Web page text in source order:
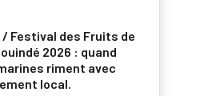
/ Festival des Fruits de
2026 : quand
riment avec
local.